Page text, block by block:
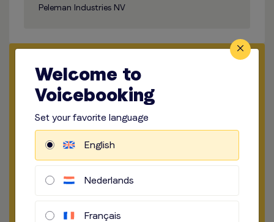
Peleman Industries NV
Angebot anfordern
Medium Wählen
​​​
Länge Wählen
​​​
Standort der Aufnahme
How to record
​​​
Audio Option
​​​
Welcome to
Voicebooking
Set your favorite language
English
Nederlands
Français